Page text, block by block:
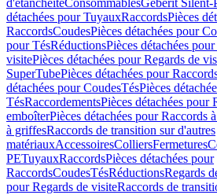
d'étanchéitéConsommablesGeberit Silent-
détachées pour TuyauxRaccordsPièces
RaccordsCoudesPièces détachées pour
pour TésRéductionsPièces détachées
visitePièces détachées pour Regards de
SuperTubePièces détachées pour
détachées pour CoudesTésPièces
TésRaccordementsPièces détachées pour
emboîterPièces détachées pour Raccords
à griffesRaccords de transition sur d'autres
matériauxAccessoiresColliersFermetures
PETuyauxRaccordsPièces détachées pour
RaccordsCoudesTésRéductionsRegards
pour Regards de visiteRaccords de